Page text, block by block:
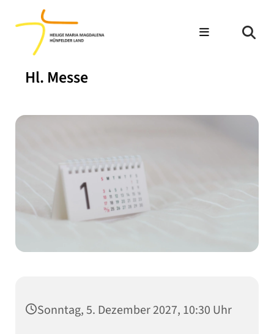
Hl. Messe
Sonntag, 5. Dezember 2027, 10:30 Uhr